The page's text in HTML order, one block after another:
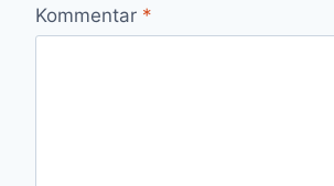
Kommentar *